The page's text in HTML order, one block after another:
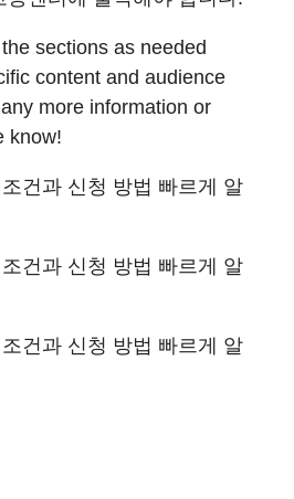
sections as needed
content and audience
more information or
know!
건과 신청 방법 빠르게 알
건과 신청 방법 빠르게 알
건과 신청 방법 빠르게 알